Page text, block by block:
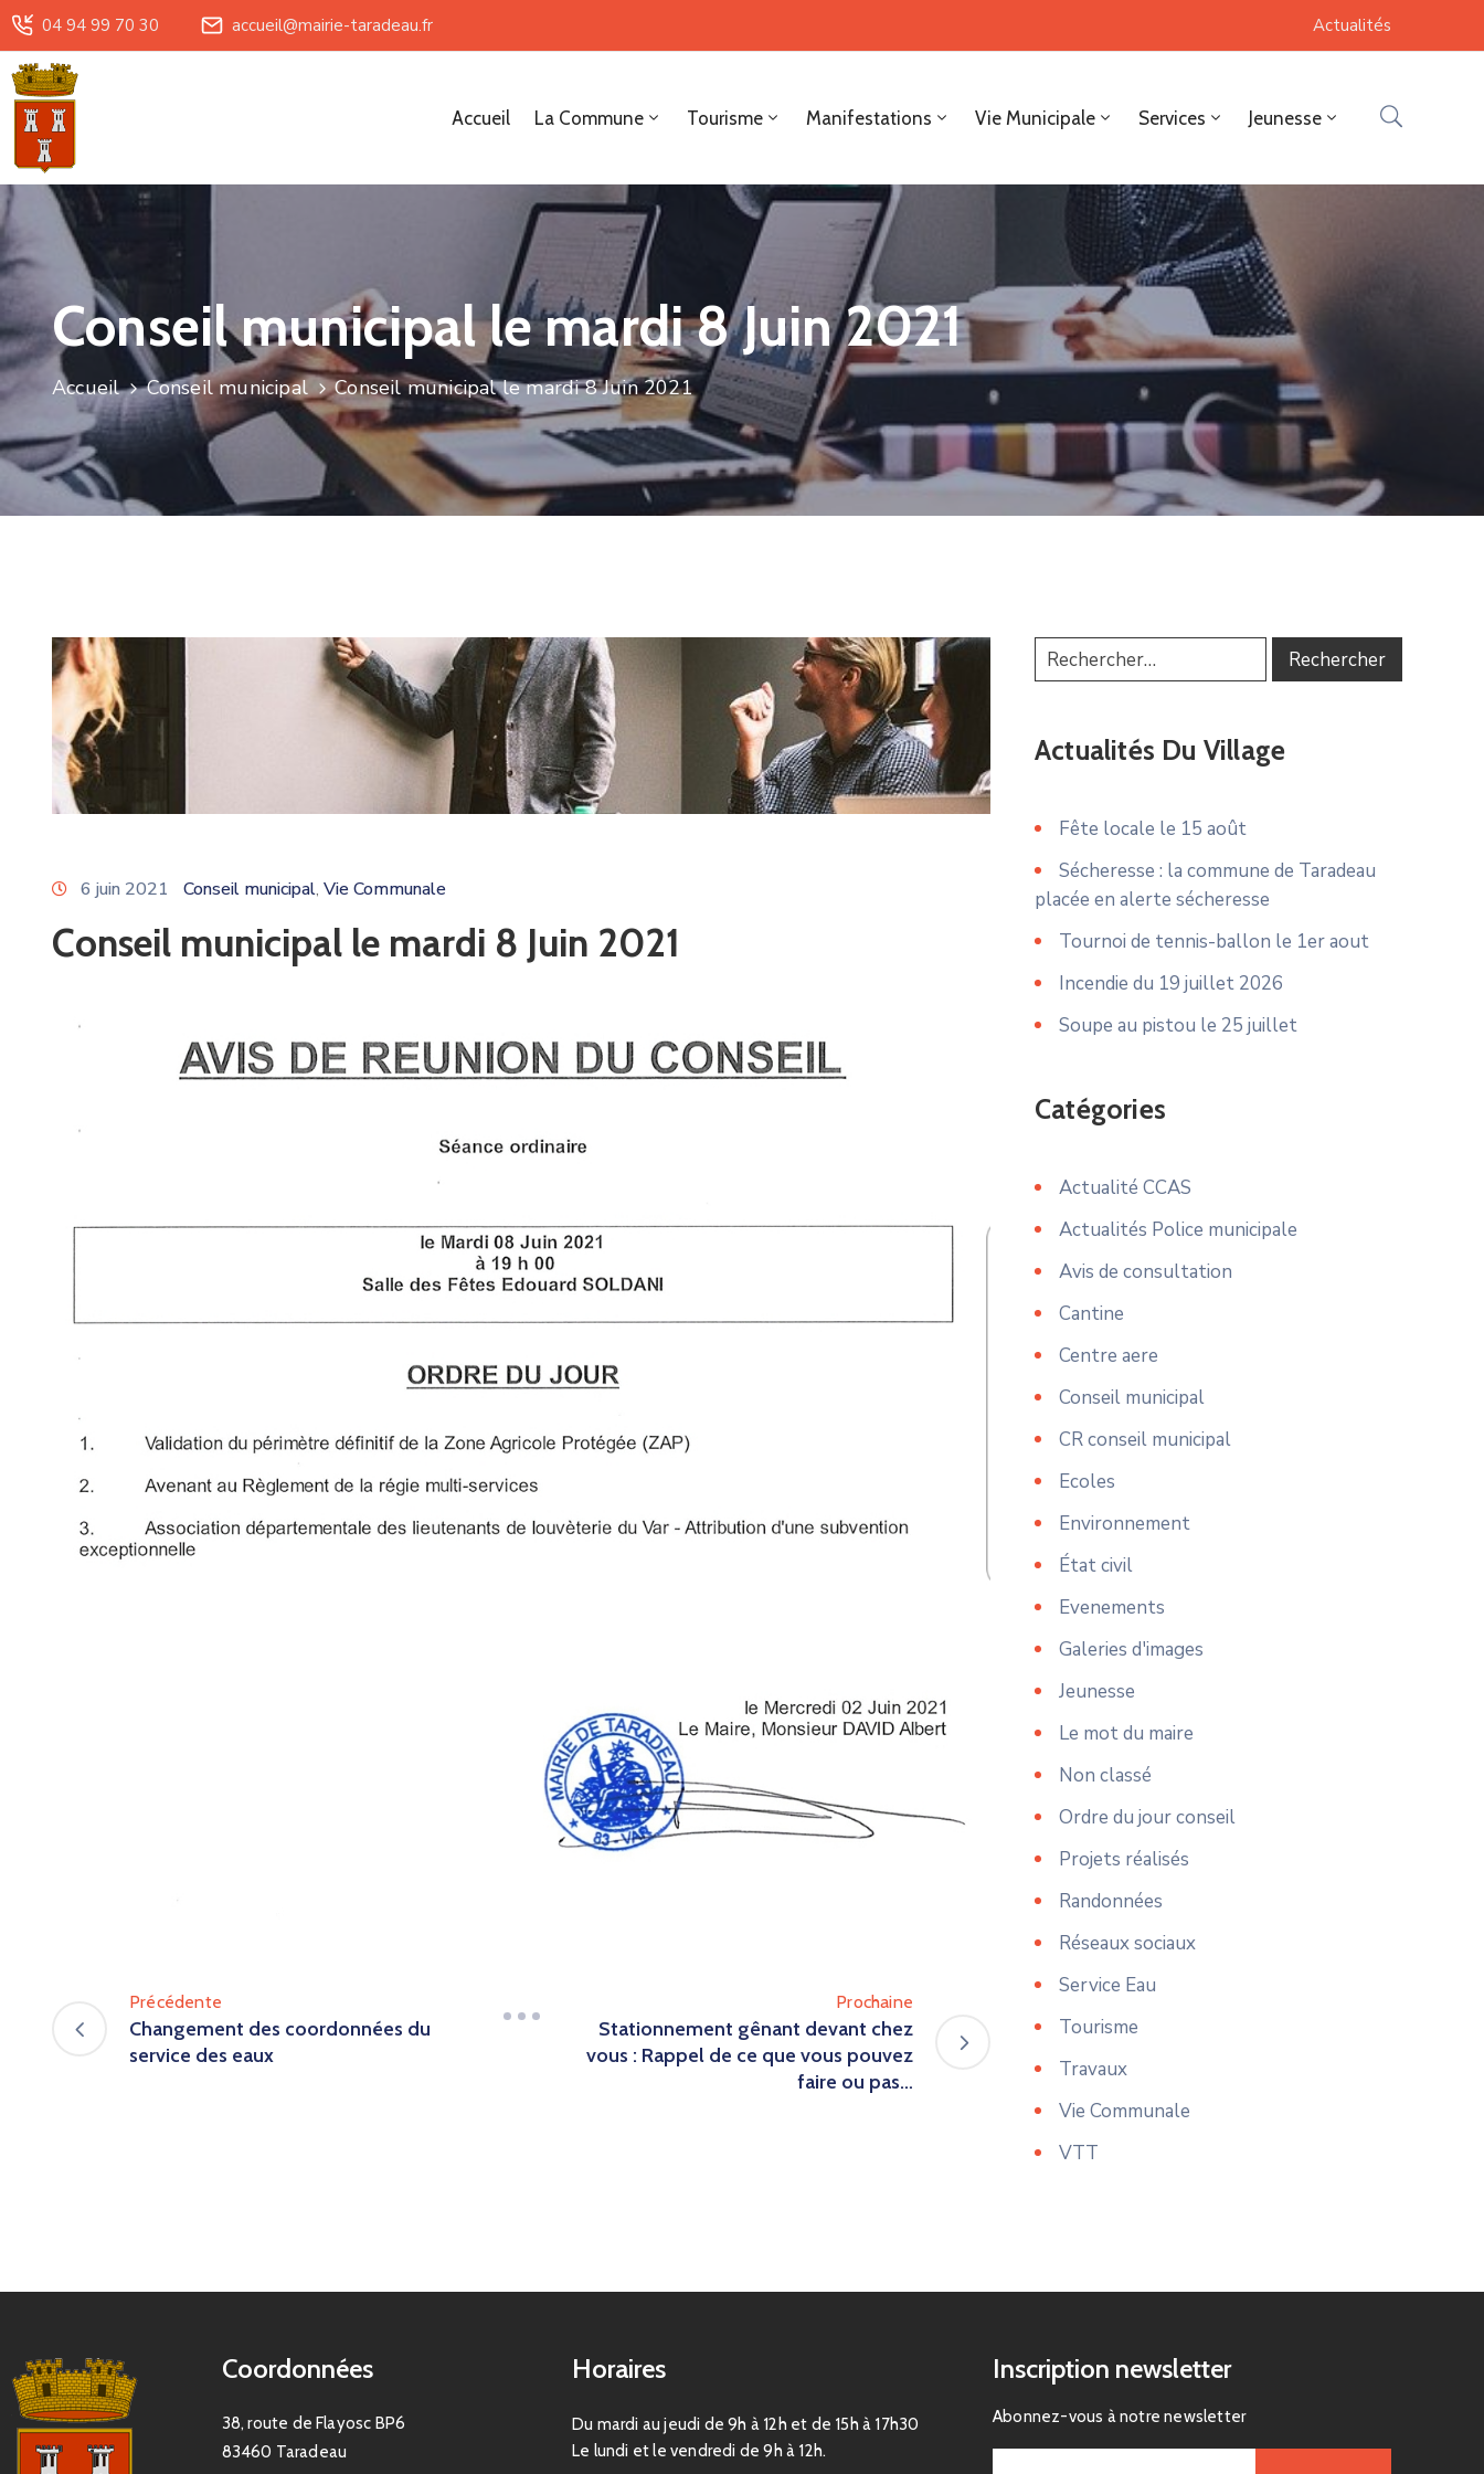
04 94 99 70 30 accueil@mairie-taradeau.fr Actualités
Accueil La Commune Tourisme Manifestations Vie Municipale Services Jeunesse
Conseil municipal le mardi 8 Juin 2021
Accueil Conseil municipal Conseil municipal le mardi 8 Juin 2021
6 juin 2021 Conseil municipal‚ Vie Communale
Conseil municipal le mardi 8 Juin 2021
Précédente
Changement des coordonnées du
service des eaux
Prochaine
Stationnement gênant devant chez
vous : Rappel de ce que vous pouvez
faire ou pas…
Actualités Du Village
Fête locale le 15 août
Sécheresse : la commune de Taradeau
placée en alerte sécheresse
Tournoi de tennis-ballon le 1er aout
Incendie du 19 juillet 2026
Soupe au pistou le 25 juillet
Catégories
Actualité CCAS
Actualités Police municipale
Avis de consultation
Cantine
Centre aere
Conseil municipal
CR conseil municipal
Ecoles
Environnement
État civil
Evenements
Galeries d'images
Jeunesse
Le mot du maire
Non classé
Ordre du jour conseil
Projets réalisés
Randonnées
Réseaux sociaux
Service Eau
Tourisme
Travaux
Vie Communale
VTT
Coordonnées
38, route de Flayosc BP6
83460 Taradeau
Horaires
Du mardi au jeudi de 9h à 12h et de 15h à 17h30
Le lundi et le vendredi de 9h à 12h.
Inscription newsletter
Abonnez-vous à notre newsletter